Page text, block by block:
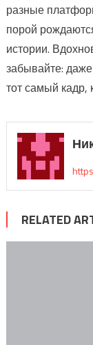
разные
порой
истории.
забывайте:
тот самый кадр,
RELATED